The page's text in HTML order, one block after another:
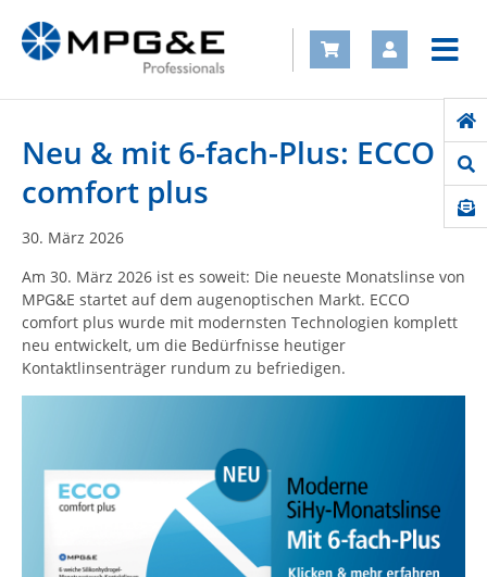
Neu & mit 6-fach-Plus: ECCO
comfort plus
30. März 2026
Am 30. März 2026 ist es soweit: Die neueste Monatslinse von
MPG&E startet auf dem augenoptischen Markt. ECCO
comfort plus wurde mit modernsten Technologien komplett
neu entwickelt, um die Bedürfnisse heutiger
Kontaktlinsenträger rundum zu befriedigen.